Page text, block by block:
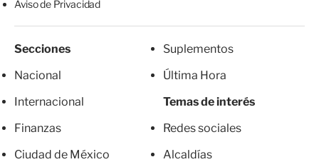
Aviso de Privacidad
Secciones
Nacional
Internacional
Finanzas
Ciudad de México
Suplementos
Última Hora
Temas de interés
Redes sociales
Alcaldías